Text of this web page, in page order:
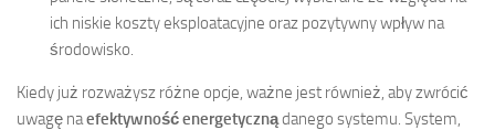
ich niskie koszty eksploatacyjne oraz pozytywny wpływ na
środowisko.
Kiedy już rozważysz różne opcje, ważne jest również, aby zwrócić
uwagę naefektywność energetycznądanego systemu. System,